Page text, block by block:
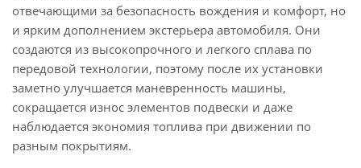
отвечающими за безопасность вождения и комфорт, но
и ярким дополнением экстерьера автомобиля. Они
создаются из высокопрочного и легкого сплава по
передовой технологии, поэтому после их установки
заметно улучшается маневренность машины,
сокращается износ элементов подвески и даже
наблюдается экономия топлива при движении по
разным покрытиям.